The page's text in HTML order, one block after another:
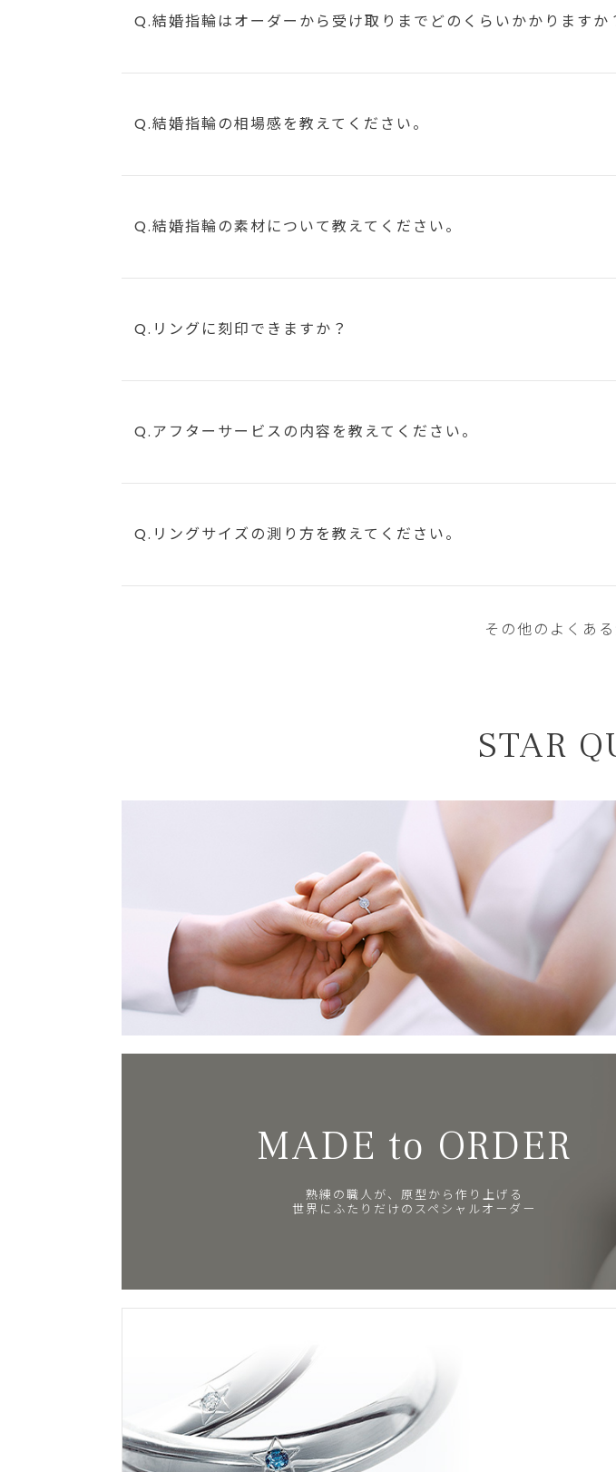
Q.結婚指輪はオーダーから受け取りまで どのくらいかかりますか
Q.結婚指輪の相場感を教えてください。
Q.結婚指輪の素材について教えてください。
Q.リングに刻印できますか？
Q.アフターサービスの内容を教えてください。
Q.リングサイズの測り方を教えてください。
その他のよくあ
STAR
MADE to ORDER
熟練の職人が、原型から作り上げる
世界にふたりだけのスペシャルオーダー